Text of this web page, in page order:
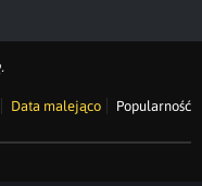
Data malejąco Popularność